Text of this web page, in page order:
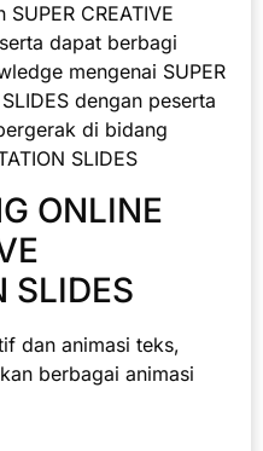
CREATIVE
dapat berbagi
mengenai SUPER
SLIDES dengan peserta
di bidang
SLIDES
ONLINE
SLIDES
dan animasi teks,
berbagai animasi